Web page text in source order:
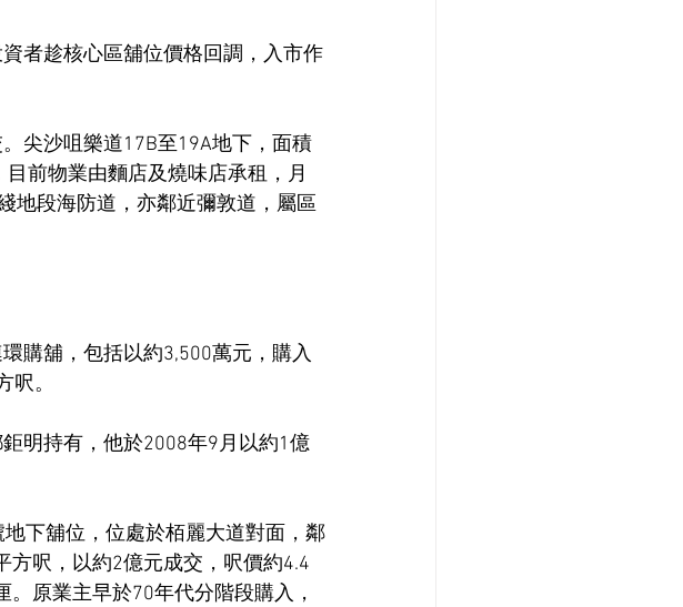
者趁核心區舖位價格回調，入市作
尖沙咀樂道17B至19A地下，面積
前物業由麵店及燒味店承租，月
地段海防道，亦鄰近彌敦道，屬區
購舖，包括以約3,500萬元，購入
。
明持有，他於2008年9月以約1億
下舖位，位處於栢麗大道對面，鄰
方呎，以約2億元成交，呎價約4.4
原業主早於70年代分階段購入，